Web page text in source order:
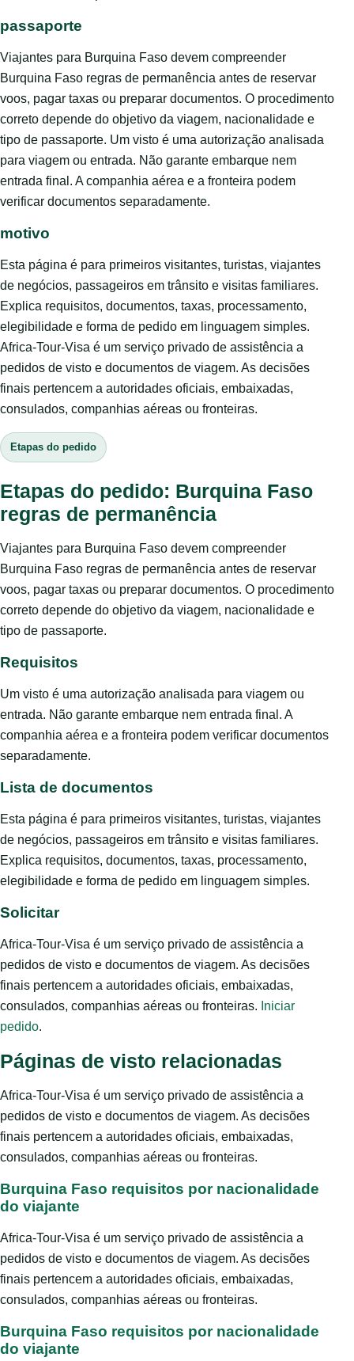
passaporte
Viajantes para Burquina Faso devem compreender
Burquina Faso regras de permanência antes de reservar
voos, pagar taxas ou preparar documentos. O procedimento
correto depende do objetivo da viagem, nacionalidade e
tipo de passaporte. Um visto é uma autorização analisada
para viagem ou entrada. Não garante embarque nem
entrada final. A companhia aérea e a fronteira podem
verificar documentos separadamente.
motivo
Esta página é para primeiros visitantes, turistas, viajantes
de negócios, passageiros em trânsito e visitas familiares.
Explica requisitos, documentos, taxas, processamento,
elegibilidade e forma de pedido em linguagem simples.
Africa-Tour-Visa é um serviço privado de assistência a
pedidos de visto e documentos de viagem. As decisões
finais pertencem a autoridades oficiais, embaixadas,
consulados, companhias aéreas ou fronteiras.
Etapas do pedido
Etapas do pedido: Burquina Faso
regras de permanência
Viajantes para Burquina Faso devem compreender
Burquina Faso regras de permanência antes de reservar
voos, pagar taxas ou preparar documentos. O procedimento
correto depende do objetivo da viagem, nacionalidade e
tipo de passaporte.
Requisitos
Um visto é uma autorização analisada para viagem ou
entrada. Não garante embarque nem entrada final. A
companhia aérea e a fronteira podem verificar documentos
separadamente.
Lista de documentos
Esta página é para primeiros visitantes, turistas, viajantes
de negócios, passageiros em trânsito e visitas familiares.
Explica requisitos, documentos, taxas, processamento,
elegibilidade e forma de pedido em linguagem simples.
Solicitar
Africa-Tour-Visa é um serviço privado de assistência a
pedidos de visto e documentos de viagem. As decisões
finais pertencem a autoridades oficiais, embaixadas,
consulados, companhias aéreas ou fronteiras. Iniciar
pedido.
Páginas de visto relacionadas
Africa-Tour-Visa é um serviço privado de assistência a
pedidos de visto e documentos de viagem. As decisões
finais pertencem a autoridades oficiais, embaixadas,
consulados, companhias aéreas ou fronteiras.
Burquina Faso requisitos por nacionalidade
do viajante
Africa-Tour-Visa é um serviço privado de assistência a
pedidos de visto e documentos de viagem. As decisões
finais pertencem a autoridades oficiais, embaixadas,
consulados, companhias aéreas ou fronteiras.
Burquina Faso requisitos por nacionalidade
do viajante